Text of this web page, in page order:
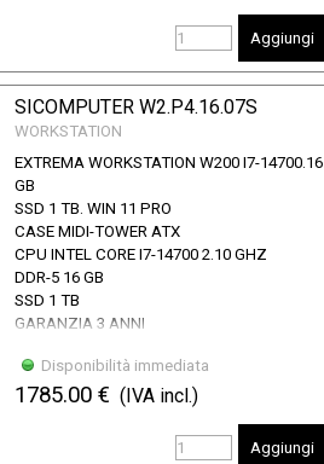
Aggiungi
SICOMPUTER W2.P4.16.07S
WORKSTATION
EXTREMA WORKSTATION W200 I7-14700.16
GB
SSD 1 TB. WIN 11 PRO
CASE MIDI-TOWER ATX
CPU INTEL CORE I7-14700 2.10 GHZ
DDR-5 16 GB
SSD 1 TB
GARANZIA 3 ANNI
Disponibilità immediata
1785.00 € (IVA incl.)
Aggiungi